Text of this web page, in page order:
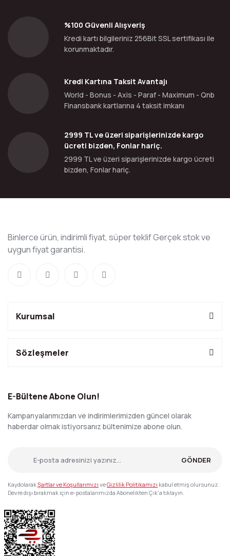
%100 Güvenli Alışveriş
Kredi kartı bilgileriniz 256Bit SSL sertifikası ile
korunmaktadır.
Kredi Kartına Taksit Avantajı
World - Bonus - Axis - Paraf - Maximum - Qnb
Finansbank kartlarına 4 taksit imkanı
2999 TL ve üzeri siparişlerinizde kargo
ücreti bizden, Fonlar hariç.
2999 TL ve üzeri siparişlerinizde kargo ücreti
bizden, Fonlar hariç.
Binlerce ürün, indirimli fiyat, süper teklif Gerçek stok ve
uygun fiyat garantisi.
Kurumsal
Sözleşmeler
E-Bültene Abone Olun!
Kampanyalarımızdan ve indirimlerimizden güncel olarak
haberdar olmak istiyorsanız bültenimize abone olun.
GÖNDER
KaydolarakŞartlar ve Koşullarımızı veGizlilik Politikamızı kabul etmiş olursunuz.
Devre dışı bırakmak için e-postalarımızda Abonelikten Çık'a tıklayın.